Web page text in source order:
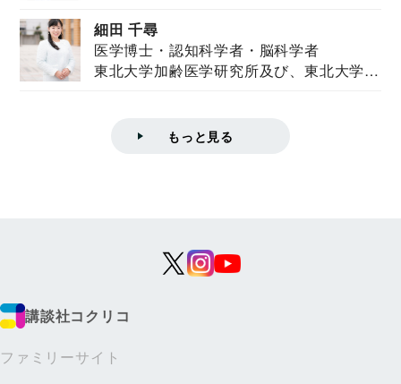
細田 千尋
医学博士・認知科学者・脳科学者
東北大学加齢医学研究所及び、東北大学大
もっと見る
講談社コクリコ
ファミリーサイト